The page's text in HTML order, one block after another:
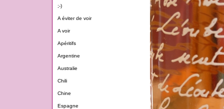
;-)
A éviter de voir
A voir
Apéritifs
Argentine
Australie
Chili
Chine
Espagne